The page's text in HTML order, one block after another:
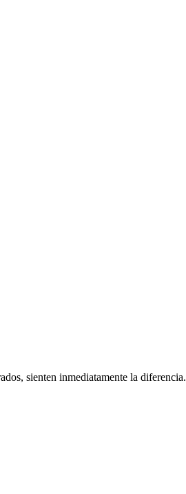
sienten inmediatamente la diferencia.